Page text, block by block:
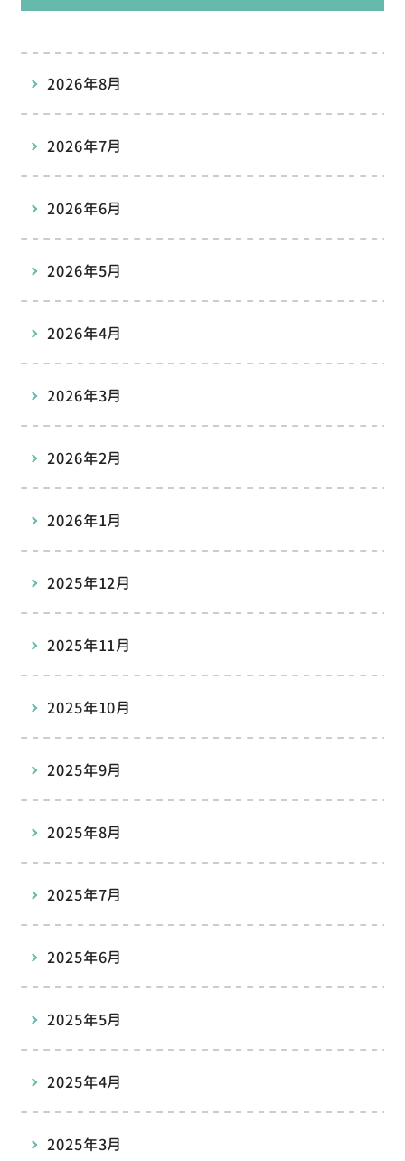
2026年8月
2026年7月
2026年6月
2026年5月
2026年4月
2026年3月
2026年2月
2026年1月
2025年12月
2025年11月
2025年10月
2025年9月
2025年8月
2025年7月
2025年6月
2025年5月
2025年4月
2025年3月